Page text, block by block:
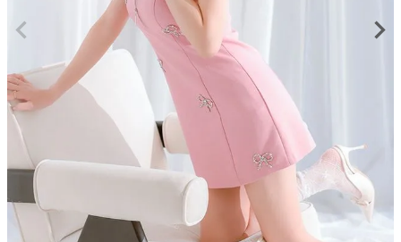
タイトロングドレス
Aラインロングドレス
バースデードレス